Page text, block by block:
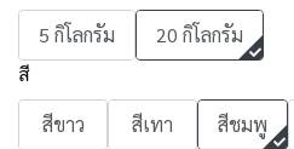
5 กิโลกรัม 20 กิโลกรัม
สี
สีขาว สีเทา สีชมพู